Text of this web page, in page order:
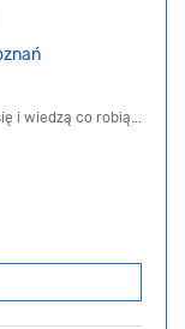
i wiedzą co robią...